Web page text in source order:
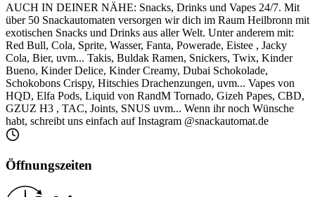
AUCH IN DEINER NÄHE: Snacks, Drinks und Vapes 24/7. Mit
über 50 Snackautomaten versorgen wir dich im Raum Heilbronn mit
exotischen Snacks und Drinks aus aller Welt. Unter anderem mit:
Red Bull, Cola, Sprite, Wasser, Fanta, Powerade, Eistee , Jacky
Cola, Bier, uvm... Takis, Buldak Ramen, Snickers, Twix, Kinder
Bueno, Kinder Delice, Kinder Creamy, Dubai Schokolade,
Schokobons Crispy, Hitschies Drachenzungen, uvm... Vapes von
HQD, Elfa Pods, Liquid von RandM Tornado, Gizeh Papes, CBD,
GZUZ H3 , TAC, Joints, SNUS uvm... Wenn ihr noch Wünsche
habt, schreibt uns einfach auf Instagram @snackautomat.de
Öffnungszeiten